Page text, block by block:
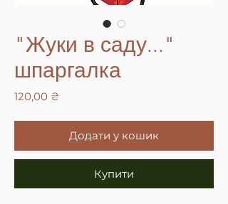
"Жуки в саду..."
шпаргалка
120,00 ₴
Додати у кошик
Купити